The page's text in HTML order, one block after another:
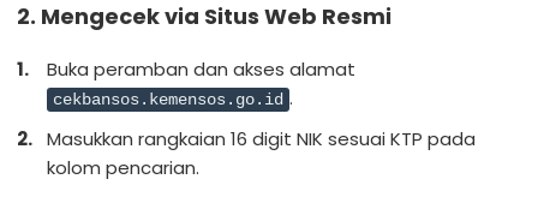
2. Mengecek via Situs Web Resmi
Buka peramban dan akses alamat
cekbansos.kemensos.go.id .
Masukkan rangkaian 16 digit NIK sesuai KTP pada
kolom pencarian.